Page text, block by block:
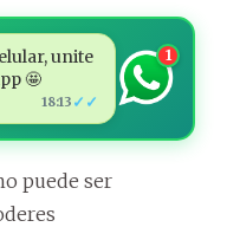
unite
🤩
18:13 ✓✓
1
puede ser